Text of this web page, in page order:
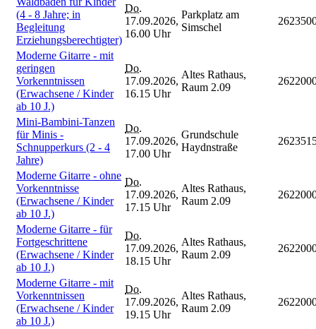
(4 - 8 Jahre; in
Begleitung
Erziehungsberechtigter)
Do.
17.09.2026,
16.00 Uhr
Parkplatz am
Simschel
Moderne Gitarre - mit
geringen
Vorkenntnissen
(Erwachsene / Kinder
ab 10 J.)
Do.
17.09.2026,
16.15 Uhr
Altes Rathaus,
Raum 2.09
Mini-Bambini-Tanzen
für Minis -
Schnupperkurs (2 - 4
Jahre)
Do.
17.09.2026,
17.00 Uhr
Grundschule
Haydnstraße
Moderne Gitarre - ohne
Vorkenntnisse
(Erwachsene / Kinder
ab 10 J.)
Do.
17.09.2026,
17.15 Uhr
Altes Rathaus,
Raum 2.09
Moderne Gitarre - für
Fortgeschrittene
(Erwachsene / Kinder
ab 10 J.)
Do.
17.09.2026,
18.15 Uhr
Altes Rathaus,
Raum 2.09
Moderne Gitarre - mit
Vorkenntnissen
(Erwachsene / Kinder
ab 10 J.)
Do.
17.09.2026,
19.15 Uhr
Altes Rathaus,
Raum 2.09